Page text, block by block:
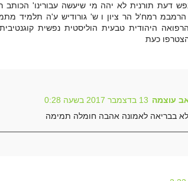
דעת תורנית לא יהה מי שיעשה עבורינו'
הרמבמ רמח'ל הר ציון ו ש' גורודיש ע'ה תלמיד
היהודית טבעית הוליסטית נפשית
עוצמה 13 בדצמבר 2017 בשעה 0:28
בבריאה לאמונה אהבה חומלה תמימה